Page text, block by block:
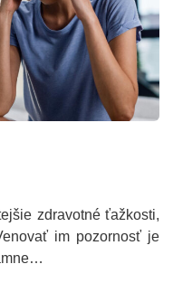
zdravotné ťažkosti,
im pozornosť je